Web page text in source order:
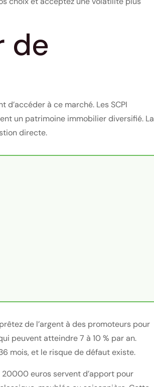
de
à ce marché. Les SCPI
un patrimoine immobilier diversifié. La
directe.
de l’argent à des promoteurs pour
peuvent atteindre 7 à 10 % par an.
mois, et le risque de défaut existe.
euros servent d’apport pour